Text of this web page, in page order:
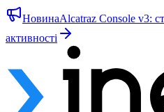
НовинаAlcatraz Console v3:
активності